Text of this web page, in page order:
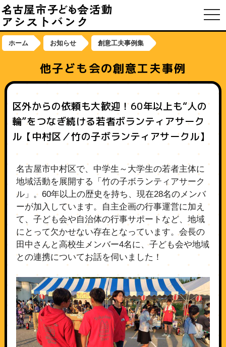
ホーム お知らせ 創意工夫事例集
他子ども会の創意工夫事例
区外からの依頼も大歓迎！60年以上も“人の
輪”をつなぎ続ける若者ボランティアサーク
ル【中村区／竹の子ボランティアサークル】
名古屋市中村区で、中学生～大学生の若者主体に
地域活動を展開する「竹の子ボランティアサーク
ル」。60年以上の歴史を持ち、現在28名のメンバ
ーが加入しています。自主企画の行事運営に加え
て、子ども会や自治体の行事サポートなど、地域
にとって欠かせない存在となっています。会長の
田中さんと高校生メンバー4名に、子ども会や地域
との連携についてお話を伺いました！